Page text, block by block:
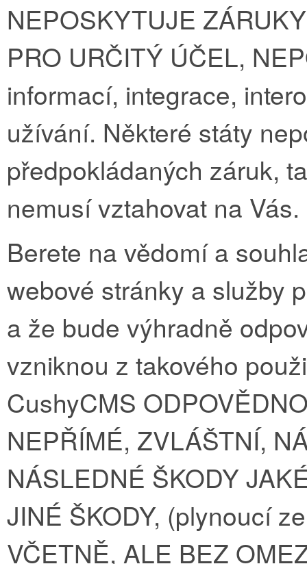
NEPOSKYTUJE
PRO URČITÝ ÚČEL,
informací, integrace,
užívání. Některé státy
předpokládaných záruk,
nemusí vztahovat na Vás.
Berete na vědomí a
webové stránky a služby
a že bude výhradně
vzniknou z takového
CushyCMS
NEPŘÍMÉ, ZVLÁŠTNÍ,
NÁSLEDNÉ ŠKODY
JINÉ ŠKODY, (plynoucí
VČETNĚ, ALE BEZ